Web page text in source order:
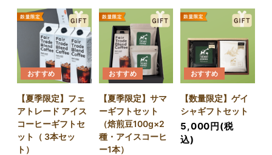
おすすめ
【夏季限定】フェ
アトレード アイス
コーヒーギフトセ
ット（ 3本セッ
ト）
おすすめ
【夏季限定】サマ
ーギフトセット
（焙煎豆100g×2
種・アイスコーヒ
ー1本）
おすすめ
【数量限定】ゲイ
シャギフトセット
5,000円(税
込)